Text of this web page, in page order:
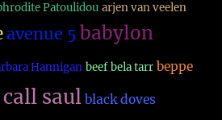
Patoulidou arjen van veelen
avenue 5 babylon
Hannigan beef bela tarr beppe
saul black doves